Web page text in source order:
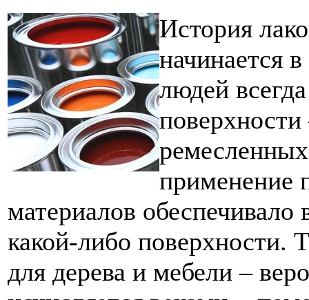
История
начинается
людей
применение
материалов
какой-либо поверхности.
для дерева и мебели –